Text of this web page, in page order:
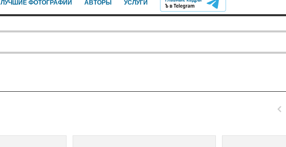
ЛУЧШИЕ ФОТОГРАФИИ АВТОРЫ УСЛУГИ